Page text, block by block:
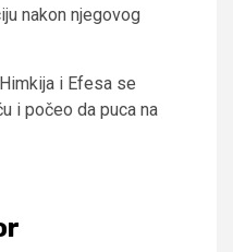
nakon njegovog
i Efesa se
i počeo da puca na